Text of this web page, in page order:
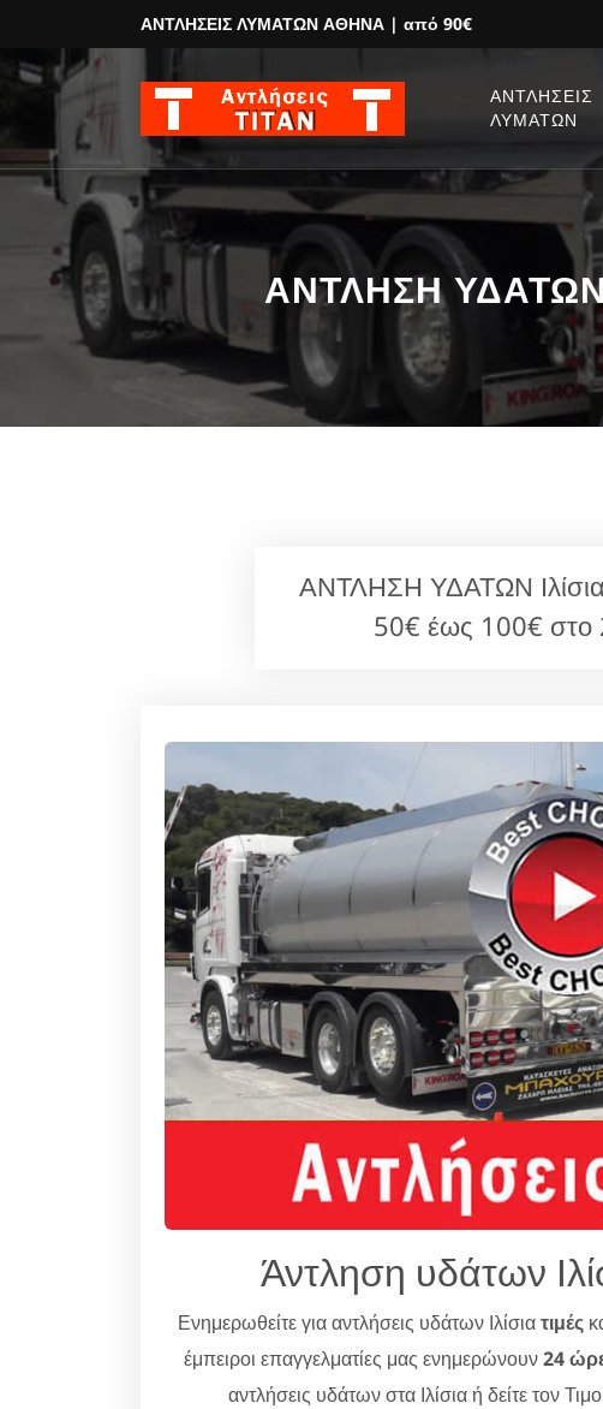
ΑΝΤΛΗΣΕΙΣ ΛΥΜΑΤΩΝ ΑΘΗΝΑ | από 90€
ΑΝΤΛΗΣΕΙΣ
ΛΥΜΑΤΩΝ
ΑΝΤΛΗΣΗ ΥΔΑΤΩΝ
ΑΝΤΛΗΣΗ ΥΔΑΤΩΝ Ιλίσια:
50€ έως 100€ στο
Άντληση υδάτων
Ενημερωθείτε για αντλήσεις υδάτων Ιλίσιατιμές
έμπειροι επαγγελματίες μας ενημερώνουν24
αντλήσεις υδάτων στα Ιλίσια ή δείτε τον